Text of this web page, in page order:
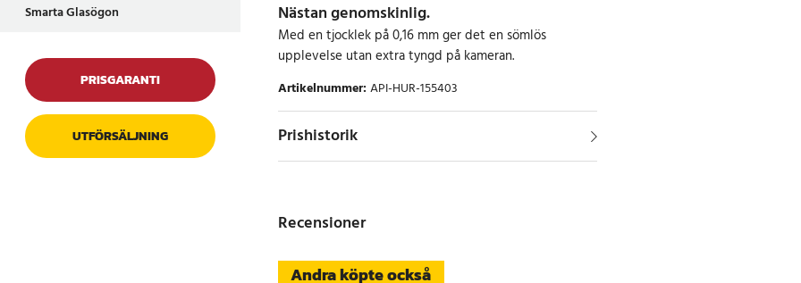
Smarta Glasögon
PRISGARANTI
UTFÖRSÄLJNING
Nästan genomskinlig.
Med en tjocklek på 0,16 mm ger det en sömlös
upplevelse utan extra tyngd på kameran.
Artikelnummer:API-HUR-155403
Prishistorik
Recensioner
Andra köpte också